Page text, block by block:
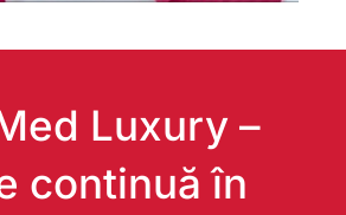
Luxury –
continuă în